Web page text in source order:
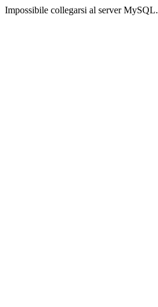
Impossibile collegarsi al server MySQL.